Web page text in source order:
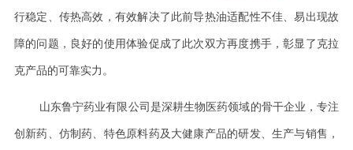
行稳定、传热高效，有效解决了此前导热油适配性不佳、易出现故
障的问题，良好的使用体验促成了此次双方再度携手，彰显了克拉
克产品的可靠实力。
山东鲁宁药业有限公司是深耕生物医药领域的骨干企业，专注
创新药、仿制药、特色原料药及大健康产品的研发、生产与销售，